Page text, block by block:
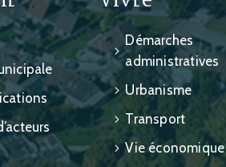
Démarches
administratives
Urbanisme
Transport
Vie économique